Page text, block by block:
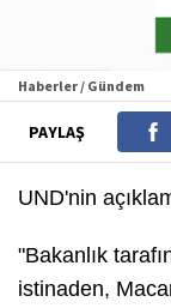
Haberler / Gündem
PAYLAŞ
UND'nin
"Bakanlık
istinaden,